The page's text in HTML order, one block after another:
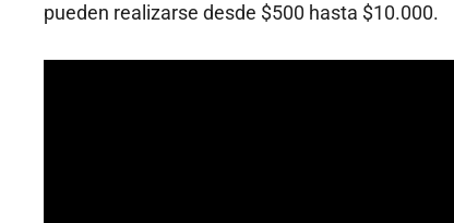
pueden realizarse desde $500 hasta $10.000.